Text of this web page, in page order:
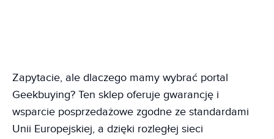
Zapytacie, ale dlaczego mamy wybrać portal
Geekbuying? Ten sklep oferuje gwarancję i
wsparcie posprzedażowe zgodne ze standardami
Unii Europejskiej, a dzięki rozległej sieci